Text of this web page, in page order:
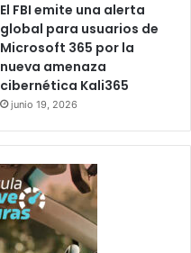
El FBI emite una alerta
global para usuarios de
Microsoft 365 por la
nueva amenaza
cibernética Kali365
junio 19, 2026